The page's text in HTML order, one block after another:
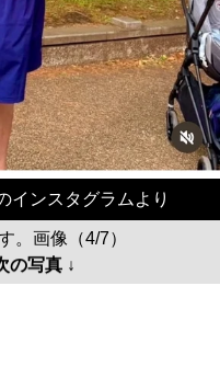
インスタグラムより
。画像（4/7）
の写真 ↓